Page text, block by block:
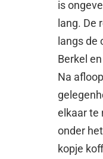
is
lang. De
langs de
Berkel
Na
elkaar te
onder
kopje